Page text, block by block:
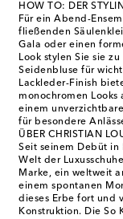
HOW TO: DER
Für ein Abend-
fließenden
Gala oder einen
Look stylen Sie sie
Seidenbluse für
Lackleder-Finish
monochromen Looks
einem
für besondere
ÜBER CHRISTIAN
Seit seinem Debüt in
Welt der
Marke, ein weltweit
einem spontanen
dieses Erbe fort und
Konstruktion. Die So